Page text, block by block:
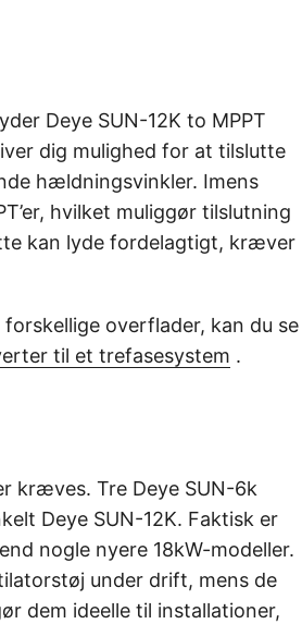
Deye SUN-12K to MPPT
dig mulighed for at tilslutte
hældningsvinkler. Imens
hvilket muliggør tilslutning
kan lyde fordelagtigt, kræver
overflader, kan du se
til et trefasesystem .
kræves. Tre Deye SUN-6k
Deye SUN-12K. Faktisk er
nogle nyere 18kW-modeller.
under drift, mens de
dem ideelle til installationer,